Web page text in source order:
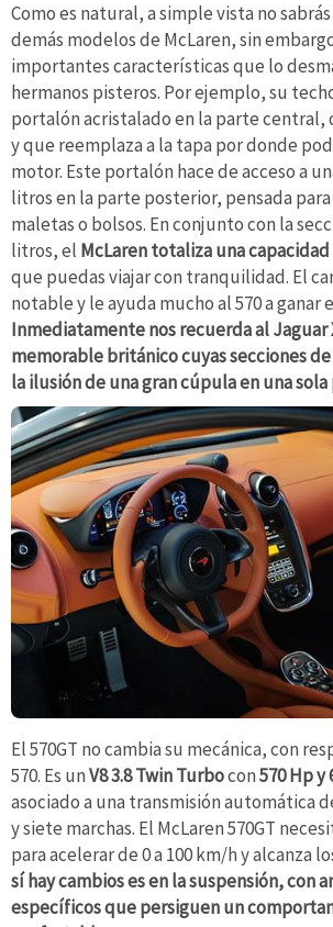
Como es natural, a simple vista no
demás modelos de McLaren, sin
importantes características que lo
hermanos pisteros. Por ejemplo, su
portalón acristalado en la parte
y que reemplaza a la tapa por donde
motor. Este portalón hace de acceso a
litros en la parte posterior, pensada
maletas o bolsos. En conjunto con la
litros, el McLaren totaliza una
que puedas viajar con tranquilidad. El
notable y le ayuda mucho al 570 a ganar
Inmediatamente nos recuerda al Jaguar
memorable británico cuyas secciones
la ilusión de una gran cúpula en una sola
El 570GT no cambia su mecánica, con
570. Es unV8 3.8 Twin Turbocon570 Hp y
asociado a una transmisión automática
y siete marchas. El McLaren 570GT
para acelerar de 0 a 100 km/h y alcanza
sí hay cambios es en la suspensión, con
específicos que persiguen un